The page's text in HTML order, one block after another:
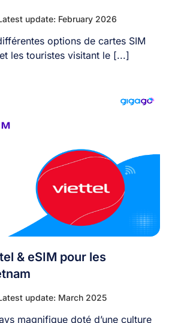
update: February 2026
options de cartes SIM
les touristes visitant le [...]
& eSIM pour les
update: March 2025
magnifique doté d’une culture